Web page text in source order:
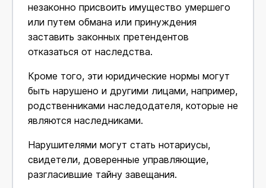
незаконно присвоить имущество умершего
или путем обмана или принуждения
заставить законных претендентов
отказаться от наследства.
Кроме того, эти юридические нормы могут
быть нарушено и другими лицами, например,
родственниками наследодателя, которые не
являются наследниками.
Нарушителями могут стать нотариусы,
свидетели, доверенные управляющие,
разгласившие тайну завещания.